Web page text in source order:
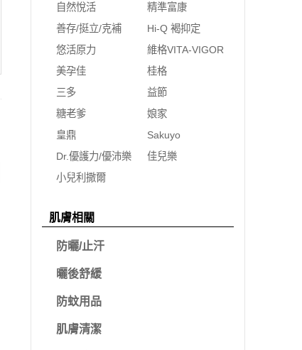
自然悅活
精準富康
善存/挺立/克補
Hi-Q 褐抑定
悠活原力
維格VITA-VIGOR
美孕佳
桂格
三多
益節
糖老爹
娘家
皇鼎
Sakuyo
Dr.優護力/優沛樂
佳兒樂
小兒利撒爾
肌膚相關
防曬/止汗
曬後舒緩
防蚊用品
肌膚清潔